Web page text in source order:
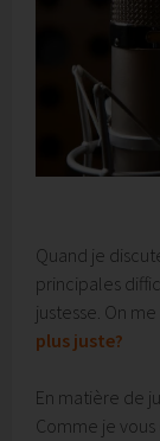
Quand je
principales
justesse. On
plus juste?
En matière de
Comme je